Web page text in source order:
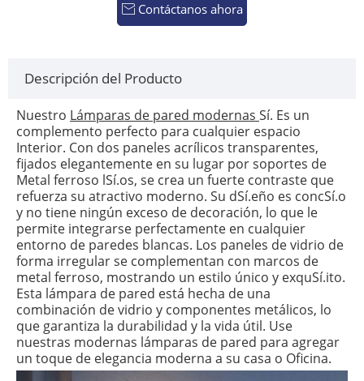
Contáctanos ahora
Descripción del Producto
Nuestro Lámparas de pared modernas Sí. Es un
complemento perfecto para cualquier espacio
Interior. Con dos paneles acrílicos transparentes,
fijados elegantemente en su lugar por soportes de
Metal ferroso lSí.os, se crea un fuerte contraste que
refuerza su atractivo moderno. Su dSí.eño es concSí.o
y no tiene ningún exceso de decoración, lo que le
permite integrarse perfectamente en cualquier
entorno de paredes blancas. Los paneles de vidrio de
forma irregular se complementan con marcos de
metal ferroso, mostrando un estilo único y exquSí.ito.
Esta lámpara de pared está hecha de una
combinación de vidrio y componentes metálicos, lo
que garantiza la durabilidad y la vida útil. Use
nuestras modernas lámparas de pared para agregar
un toque de elegancia moderna a su casa o Oficina.